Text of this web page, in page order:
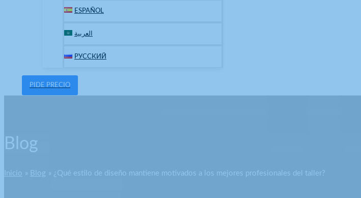
ESPAÑOL
العربية
РУССКИЙ
PIDE PRECIO
Blog
Inicio Blog ¿Qué estilo de diseño mantiene motivados a los mejores profesionales del taller?